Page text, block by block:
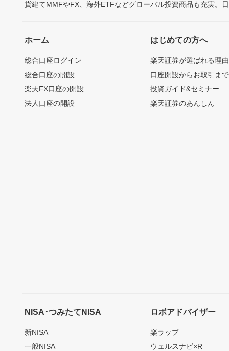
貨建てMMFやFX、海外ETFなどグローバル投資商品も充実。
ホーム
総合口座ログイン
総合口座の開設
楽天FX口座の開設
法人口座の開設
はじめての方へ
楽天証券が選ばれる理由
口座開設からお取引ま
投資ガイド&セミナー
楽天証券のあんしん
NISA･つみたてNISA
新NISA
一般NISA
ロボアドバイザー
楽ラップ
ウェルスナビ×R